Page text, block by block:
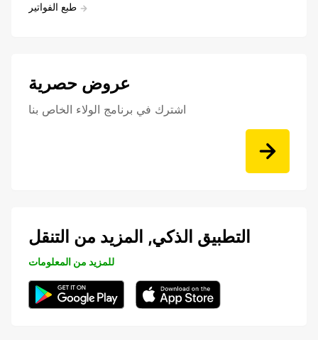
طبع الفواتير
عروض حصرية
اشترك في برنامج الولاء الخاص بنا
التطبيق الذكي, المزيد من التنقل
للمزيد من المعلومات